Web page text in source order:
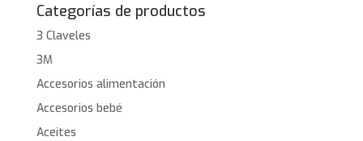
Categorías de productos
3 Claveles
3M
Accesorios alimentación
Accesorios bebé
Aceites